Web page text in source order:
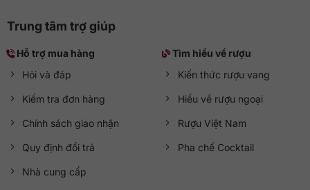
Trung tâm trợ giúp
Hỗ trợ mua hàng
Hỏi và đáp
Kiểm tra đơn hàng
Chính sách giao nhận
Quy định đổi trả
Nhà cung cấp
Tìm hiểu về rượu
Kiến thức rượu vang
Hiểu về rượu ngoại
Rượu Việt Nam
Pha chế Cocktail